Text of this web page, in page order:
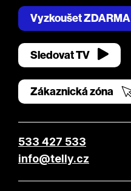
Vyzkoušet ZDARMA
Sledovat TV
Zákaznická zóna
533 427 533
info@telly.cz